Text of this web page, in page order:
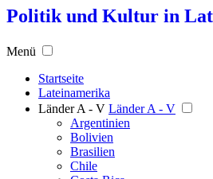
Politik und Kultur in
Menü
Startseite
Lateinamerika
Länder A - V Länder A - V
Argentinien
Bolivien
Brasilien
Chile